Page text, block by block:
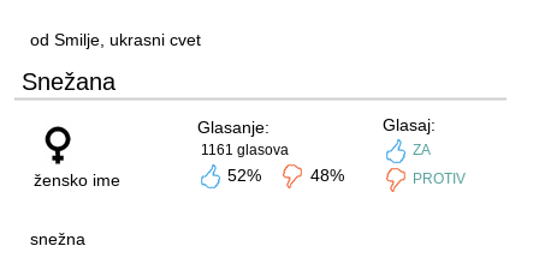
od Smilje, ukrasni cvet
Snežana
žensko ime
Glasanje:
1161 glasova
52% 48%
Glasaj:
ZA
PROTIV
snežna